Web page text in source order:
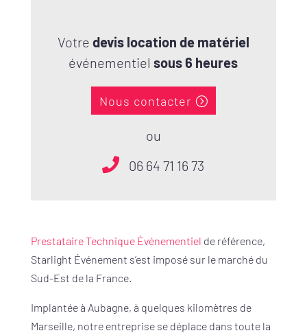
Votre devis location de matériel
événementielsous 6 heures
Nous contacter
ou
06 64 71 16 73
Prestataire Technique Événementiel de référence,
Starlight Événement s’est imposé sur le marché du
Sud-Est de la France.
Implantée à Aubagne, à quelques kilomètres de
Marseille, notre entreprise se déplace dans toute la